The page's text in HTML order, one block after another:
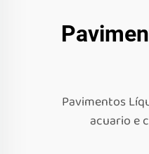
Pavimentos
acuario e